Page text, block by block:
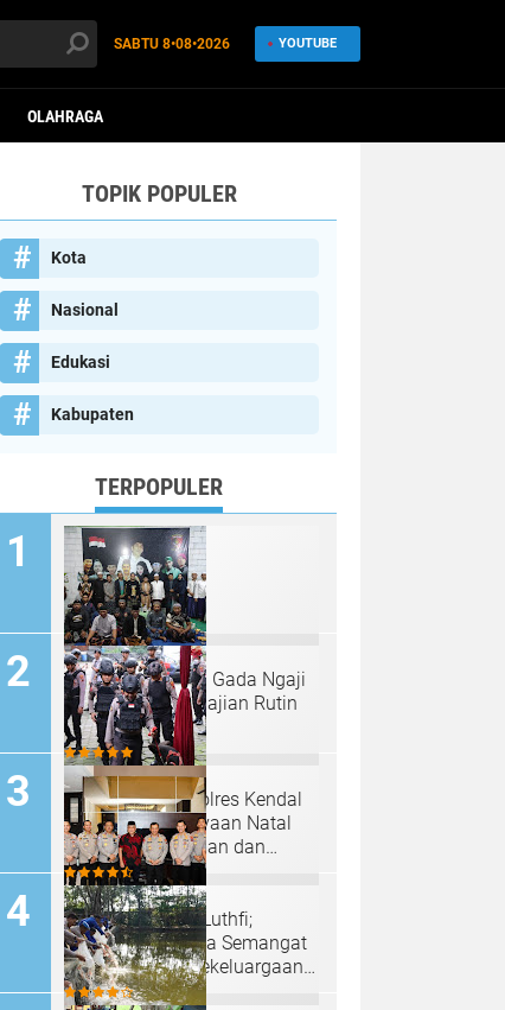
SABTU 8•08•2026 YOUTUBE
OLAHRAGA
TOPIK POPULER
Kota
Nasional
Edukasi
Kabupaten
TERPOPULER
Padepokan "Palu Gada Ngaji
Roso" Gelar Pengajian Rutin
Selapanan
Tim Sterilisasi Polres Kendal
Siap Kawal Perayaan Natal
2024 dengan Aman dan
Kondusif
Irjen Pol Ahmad Luthfi;
Anjangsana Bawa Semangat
Kebersamaan, Kekeluargaan
Serta Pengabdian Tinggi